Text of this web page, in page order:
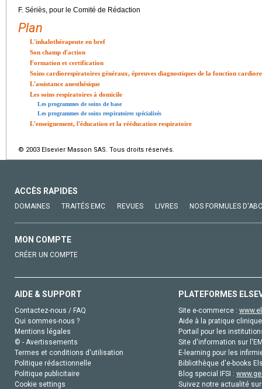
F. Sériès, pour le Comité de Rédaction
Plan
L'inhalothérapeute en bref
Son champ d'action
Formation et certification
Soins cardiorespiratoires généraux, épreuves diagnostiques de la fonction
L'assistance anesthésique
Les soins respiratoires à domicile
Les programmes de soins de base
Les programmes de soins respiratoires spécialisés
L'enseignement, l'éducation et la rééducation respiratoire
© 2003 Elsevier Masson SAS. Tous droits réservés.
ACCÈS RAPIDES
DOMAINES TRAITÉS EMC REVUES LIVRES NOS FORMULES
MON COMPTE
CRÉER UN COMPTE
AIDE & SUPPORT
Contactez-nous / FAQ
Qui sommes-nous ?
Mentions légales
© - Avertissements
Termes et conditions d'utilisation
Politique rédactionnelle
Politique publicitaire
Cookie settings
PLATEFORMES
Site e-commerce :
Aide à la pratique
Portail pour les
Site d'information sur
E-learning pour les
Bibliothèque d'e-books
Blog special IFSI :
Suivez notre actualité